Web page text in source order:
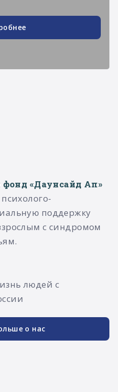
«Даунсайд Ап»
поддержку
с синдромом
людей с
о нас